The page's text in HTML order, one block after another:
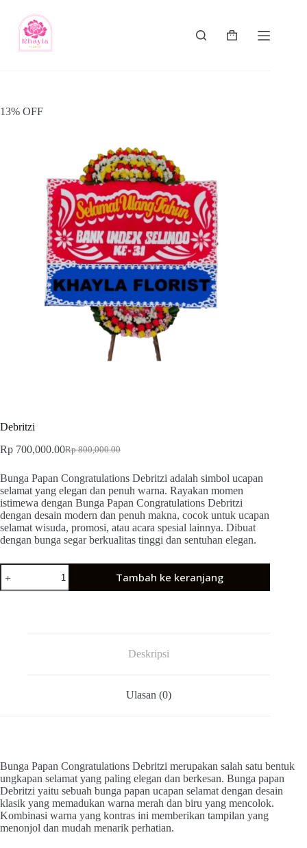
13% OFF
Debritzi
Rp800,000.00
Rp 700,000.00
Bunga Papan Congratulations Debritzi adalah simbol ucapan
selamat yang elegan dan penuh warna. Rayakan momen
istimewa dengan Bunga Papan Congratulations Debritzi
dengan desain modern dan penuh makna, cocok untuk ucapan
selamat wisuda, promosi, atau acara spesial lainnya. Dibuat
dengan bunga segar berkualitas tinggi dan sentuhan elegan.
Tambah ke keranjang
Deskripsi
Ulasan (0)
Bunga Papan Congratulations Debritzi merupakan salah satu bentuk
ungkapan selamat yang paling elegan dan berkesan. Bunga papan
Debritzi yaitu sebuah bunga papan ucapan selamat dengan desain
klasik yang memadukan warna merah dan biru yang mencolok.
Kombinasi warna yang kontras ini memberikan tampilan yang
menonjol dan mudah menarik perhatian.